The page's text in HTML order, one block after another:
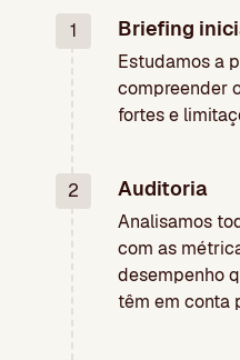
1 Briefing
Estudamos a
compreender
fortes e
2 Auditoria
Analisamos
com as
desempenho
têm em conta